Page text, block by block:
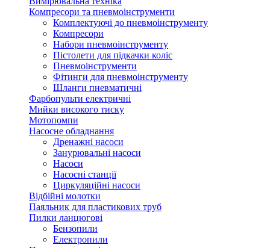
Компресори та пневмоінструменти
Комплектуючі до пневмоінструменту
Компресори
Набори пневмоінструменту
Пістолети для підкачки коліс
Пневмоінструменти
Фітинги для пневмоінструменту
Шланги пневматичні
Фарбопульти електричні
Мийки високого тиску
Мотопомпи
Насосне обладнання
Дренажні насоси
Занурювальні насоси
Насоси
Насосні станції
Циркуляційні насоси
Відбійні молотки
Паяльник для пластикових труб
Пилки ланцюгові
Бензопили
Електропили